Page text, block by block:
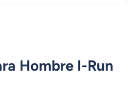
Hombre I-Run